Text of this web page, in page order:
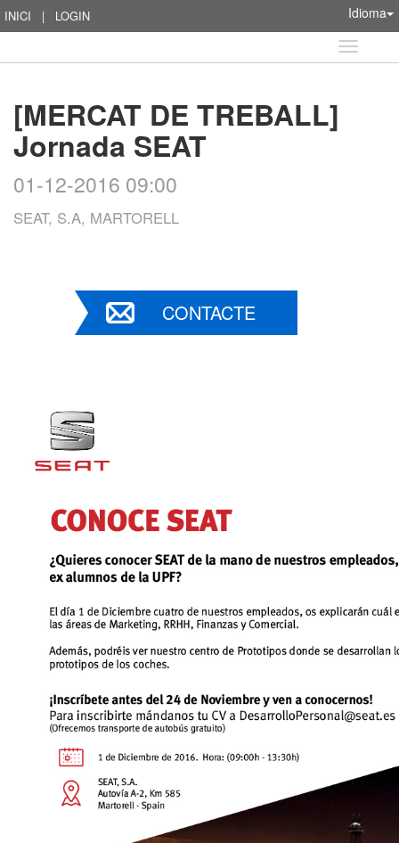
INICI | LOGIN Idioma
Idioma
[MERCAT DE TREBALL]
Jornada SEAT
01-12-2016 09:00
SEAT, S.A, MARTORELL
CONTACTE